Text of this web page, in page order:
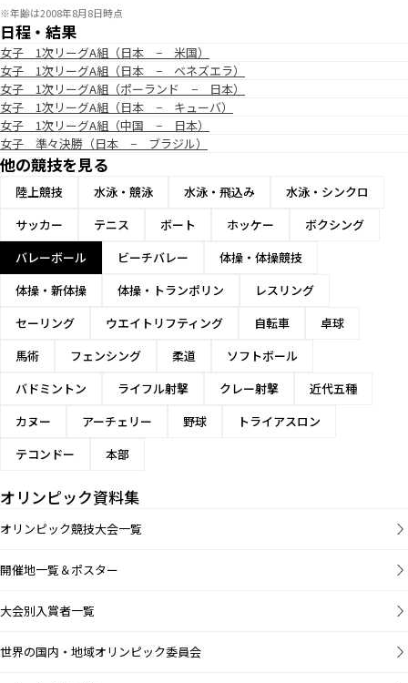
※年齢は2008年8月8日時点
日程・結果
女子 1次リーグA組（日本 − 米国）
女子 1次リーグA組（日本 − ベネズエラ）
女子 1次リーグA組（ポーランド − 日本）
女子 1次リーグA組（日本 − キューバ）
女子 1次リーグA組（中国 − 日本）
女子 準々決勝（日本 − ブラジル）
他の競技を見る
陸上競技 水泳・競泳 水泳・飛込み
水泳・シンクロ
サッカー
テニス ボート ホッケー
ボクシング
バレーボール
ビーチバレー
体操・体操競技
体操・新体操
体操・トランポリン
レスリング
セーリング
ウエイトリフティング 自転車
卓球
馬術
フェンシング 柔道
ソフトボール
バドミントン
ライフル射撃 クレー射撃
近代五種
カヌー
アーチェリー 野球
トライアスロン
テコンドー
本部
オリンピック資料集
オリンピック競技大会一覧
開催地一覧＆ポスター
大会別入賞者一覧
世界の国内・地域オリンピック委員会